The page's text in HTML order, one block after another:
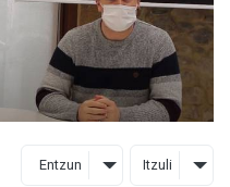
Entzun Itzuli